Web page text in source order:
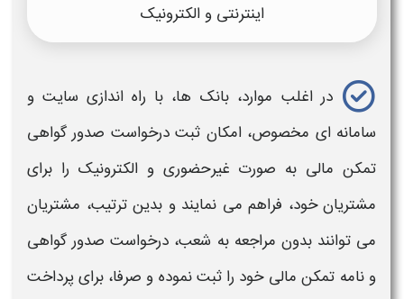
اینترنتی و الکترونیک
در اغلب موارد، بانک ها، با راه اندازی سایت و
سامانه ای مخصوص، امکان ثبت درخواست صدورگواهی
تمکن مالی به صورت غیرحضوری و الکترونیک را برای
مشتریان خود، فراهم می نمایند و بدین ترتیب، مشتریان
می توانند بدون مراجعه به شعب، درخواست صدورگواهی
و نامه تمکن مالیخود را ثبت نموده و صرفا، برای پرداخت